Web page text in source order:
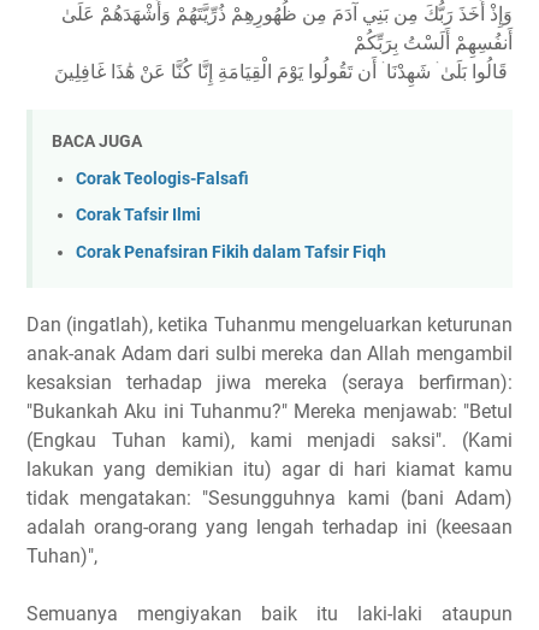
وَإِذْ أَخَذَ رَبُّكَ مِن بَنِي آدَمَ مِن ظُهُورِهِمْ ذُرِّيَّتَهُمْ وَأَشْهَدَهُمْ عَلَىٰ
أَنفُسِهِمْ أَلَسْتُ بِرَبِّكُمْ
BACA JUGA
Corak Teologis-Falsafi
Corak Tafsir Ilmi
Corak Penafsiran Fikih dalam Tafsir Fiqh
Dan (ingatlah), ketika Tuhanmu mengeluarkan keturunan
anak-anak Adam dari sulbi mereka dan Allah mengambil
kesaksian terhadap jiwa mereka (seraya berfirman):
"Bukankah Aku ini Tuhanmu?" Mereka menjawab: "Betul
(Engkau Tuhan kami), kami menjadi saksi". (Kami
lakukan yang demikian itu) agar di hari kiamat kamu
tidak mengatakan: "Sesungguhnya kami (bani Adam)
adalah orang-orang yang lengah terhadap ini (keesaan
Tuhan)",
Semuanya mengiyakan baik itu laki-laki ataupun